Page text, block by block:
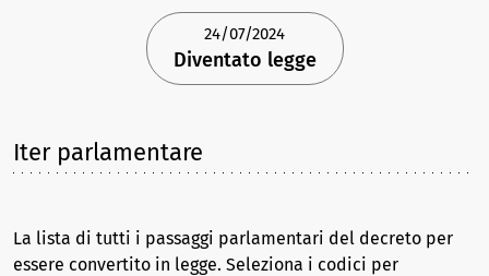
24/07/2024
Diventato legge
Iter parlamentare
La lista di tutti i passaggi parlamentari del decreto per
essere convertito in legge. Seleziona i codici per